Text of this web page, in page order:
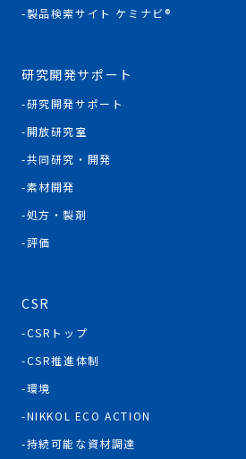
製品検索サイト ケミナビ®
研究開発サポート
研究開発サポート
開放研究室
共同研究・開発
素材開発
処方・製剤
評価
CSR
CSRトップ
CSR推進体制
環境
NIKKOL ECO ACTION
持続可能な資材調達